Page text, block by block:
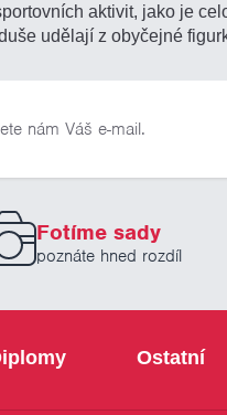
aktivit, jako je
udělají z obyčejné
nám Váš e-mail.
Fotíme sady
poznáte hned rozdíl
Ostatní